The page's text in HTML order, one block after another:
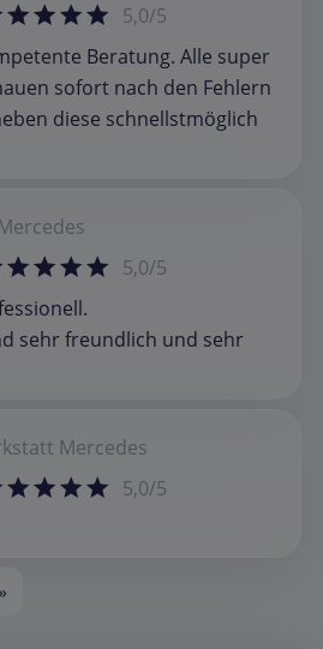
5,0/5
Beratung. Alle super
sofort nach den Fehlern
diese schnellstmöglich
Mercedes
5,0/5
sehr freundlich und sehr
Mercedes
5,0/5